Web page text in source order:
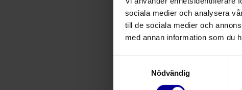
sociala medier och analysera
till de sociala medier och
med annan information som du
Nödvändig